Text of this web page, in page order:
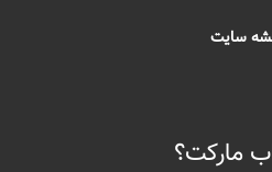
سایت
مارکت؟